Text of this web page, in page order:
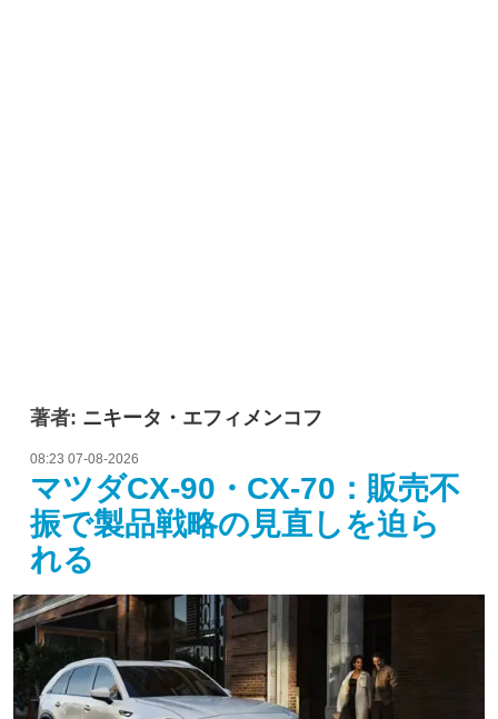
著者: ニキータ・エフィメンコフ
08:23 07-08-2026
マツダCX-90・CX-70：販売不
振で製品戦略の見直しを迫ら
れる